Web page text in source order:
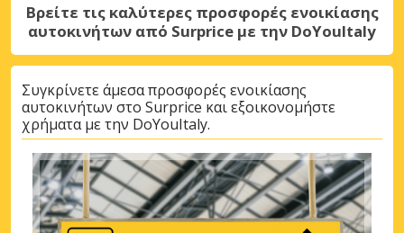
Βρείτε τις καλύτερες προσφορές ενοικίασης
αυτοκινήτων από Surprice με την DoYouItaly
Συγκρίνετε άμεσα προσφορές ενοικίασης
αυτοκινήτων στο Surprice και εξοικονομήστε
χρήματα με την DoYouItaly.